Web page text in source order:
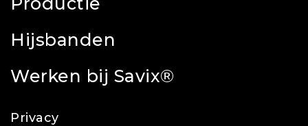
Hijsbanden
Werken bij Savix®
Privacy